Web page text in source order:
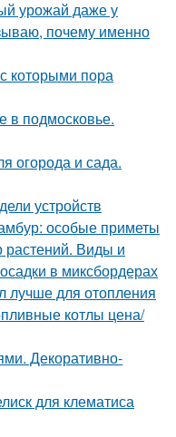
урожай даже у
почему именно
которыми пора
в подмосковье.
огорода и сада.
устройств
особые приметы
растений. Виды и
в миксбордерах
лучше для отопления
котлы цена/
Декоративно-
для клематиса